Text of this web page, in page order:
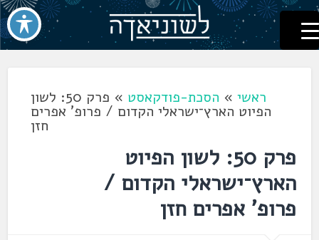
דלג
לתוכן
לשוניאדה
עברית. לשון. שפה
ראשי» הסכת-פודקאסט » פרק 50: לשון
הפיוט הארץ־ישראלי הקדום / פרופ' אפרים
חזן
פרק 50: לשון הפיוט
הארץ־ישראלי הקדום /
פרופ' אפרים חזן